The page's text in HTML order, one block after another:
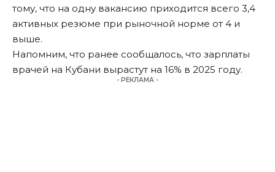
тому, что на одну вакансию приходится всего 3,4
активных резюме при рыночной норме от 4 и
выше.
Напомним, что ранее сообщалось, что зарплаты
врачей на Кубани вырастут на 16% в 2025 году.
- РЕКЛАМА -